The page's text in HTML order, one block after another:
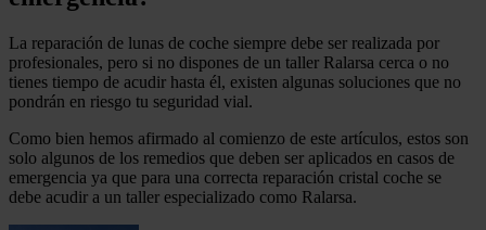
La reparación de lunas de coche siempre debe ser realizada por
profesionales, pero si no dispones de un taller Ralarsa cerca o no
tienes tiempo de acudir hasta él, existen algunas soluciones que no
pondrán en riesgo tu seguridad vial.
Como bien hemos afirmado al comienzo de este artículos, estos son
solo algunos de los remedios que deben ser aplicados en casos de
emergencia ya que para una correcta reparación cristal coche se
debe acudir a un taller especializado como Ralarsa.